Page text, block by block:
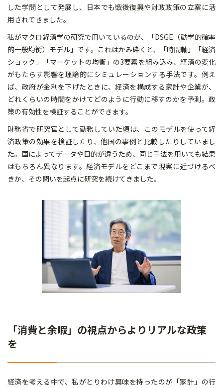
した学問として発展し、日本でも戦後復興や財政政策の立案に活
用されてきました。
私がマクロ経済学の研究で用いているのが、「DSGE（動学的確率
的一般均衡）モデル」です。これはかみ砕くと、「時間軸」「経済
ショック」「マーケットの均衡」の3要素を組み込み、経済の変化
がもたらす影響を理論的にシミュレーションする手法です。例え
ば、政府が金利を下げたときに、経済を構成する家計や企業が、
どれくらいの時間をかけてどのように行動に移すのかを予測。政
策の有効性を検証することができます。
財務省で研究官として勤務していた頃は、このモデルを使って経
済政策の効果を検証したり、他国の事例と比較したりしていまし
た。国によってデータや目的が違うため、同じ手法を用いても結果
はもちろん異なります。経済モデルをどこまで現実に近づけるべ
きか、その問いを起点に研究を続けてきました。
「消費と余暇」の視点からよりリアルな政策
を
経済を考える中で、私がとりわけ興味を持ったのが「家計」の行